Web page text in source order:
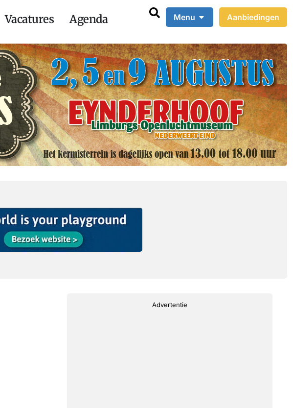
Vacatures Agenda Menu Aanbiedingen
Advertentie